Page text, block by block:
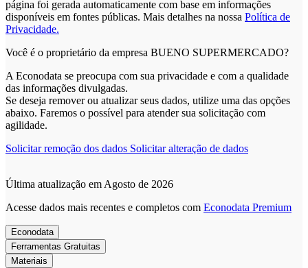
página foi gerada automaticamente com base em informações
disponíveis em fontes públicas. Mais detalhes na nossa Política de
Privacidade.
Você é o proprietário da empresa BUENO SUPERMERCADO?
A Econodata se preocupa com sua privacidade e com a qualidade
das informações divulgadas.
Se deseja remover ou atualizar seus dados, utilize uma das opções
abaixo. Faremos o possível para atender sua solicitação com
agilidade.
Solicitar remoção dos dados Solicitar alteração de dados
Última atualização em Agosto de 2026
Acesse dados mais recentes e completos com Econodata Premium
Econodata
Ferramentas Gratuitas
Materiais